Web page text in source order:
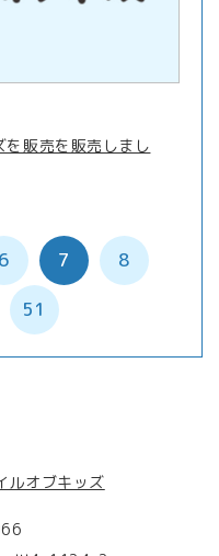
を販売を販売しまし
6 7 8
51